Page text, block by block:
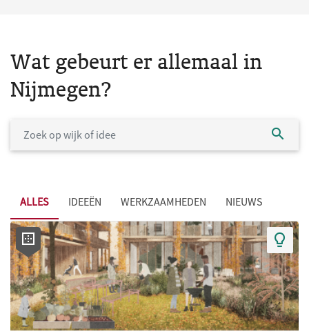
Wat gebeurt er allemaal in
Nijmegen?
ALLES IDEEËN WERKZAAMHEDEN NIEUWS